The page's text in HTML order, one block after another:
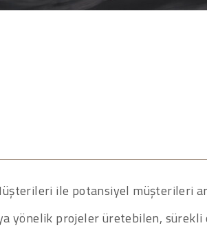
ile potansiyel müşterileri
yönelik projeler üretebilen,